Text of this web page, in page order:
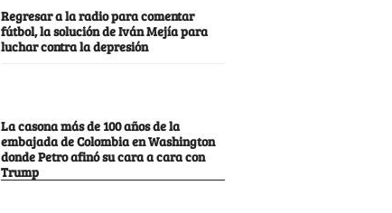
Regresar a la radio para comentar
fútbol, la solución de Iván Mejía para
luchar contra la depresión
La casona más de 100 años de la
embajada de Colombia en Washington
donde Petro afinó su cara a cara con
Trump